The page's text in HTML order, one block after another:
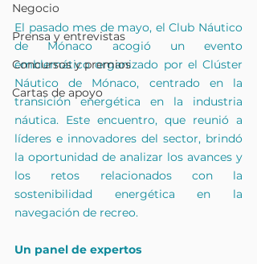
Negocio
Prensa y entrevistas
Concursos y premios
Cartas de apoyo
El pasado mes de mayo, el Club Náutico
de Mónaco acogió un evento
emblemático organizado por el Clúster
Náutico de Mónaco, centrado en la
transición energética en la industria
náutica. Este encuentro, que reunió a
líderes e innovadores del sector, brindó
la oportunidad de analizar los avances y
los retos relacionados con la
sostenibilidad energética en la
navegación de recreo.
Un panel de expertos